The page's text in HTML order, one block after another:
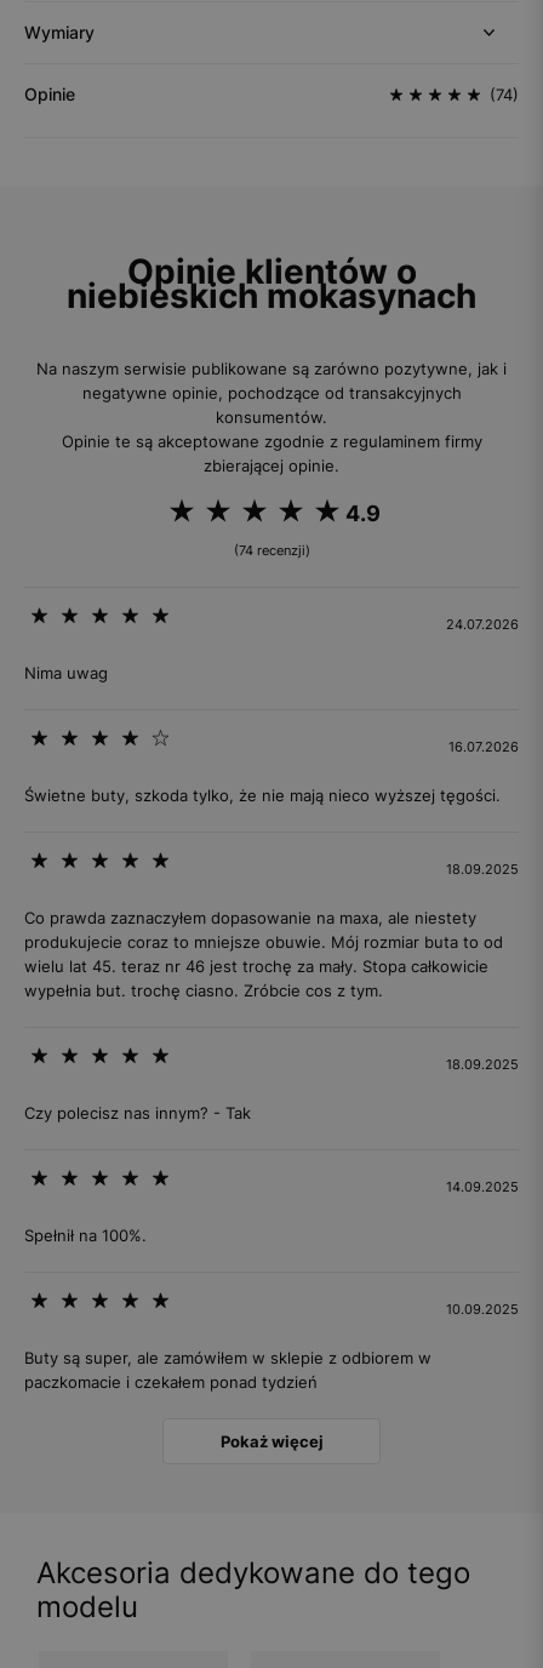
Wymiary
Opinie (74)
Opinie klientów o
niebieskich mokasynach
Na naszym serwisie publikowane są zarówno pozytywne, jak i
negatywne opinie, pochodzące od transakcyjnych
konsumentów.
Opinie te są akceptowane zgodnie z regulaminem firmy
zbierającej opinie.
4.9
(74 recenzji)
24.07.2026
Nima uwag
16.07.2026
Świetne buty, szkoda tylko, że nie mają nieco wyższej tęgości.
18.09.2025
Co prawda zaznaczyłem dopasowanie na maxa, ale niestety
produkujecie coraz to mniejsze obuwie. Mój rozmiar buta to od
wielu lat 45. teraz nr 46 jest trochę za mały. Stopa całkowicie
wypełnia but. trochę ciasno. Zróbcie cos z tym.
18.09.2025
Czy polecisz nas innym? - Tak
14.09.2025
Spełnił na 100%.
10.09.2025
Buty są super, ale zamówiłem w sklepie z odbiorem w
paczkomacie i czekałem ponad tydzień
Pokaż więcej
Akcesoria dedykowane do tego
modelu